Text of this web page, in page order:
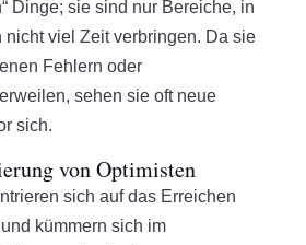
Dinge; sie sind nur Bereiche, in
nicht viel Zeit verbringen. Da sie
Fehlern oder
sehen sie oft neue
sich.
von Optimisten
sich auf das Erreichen
kümmern sich im